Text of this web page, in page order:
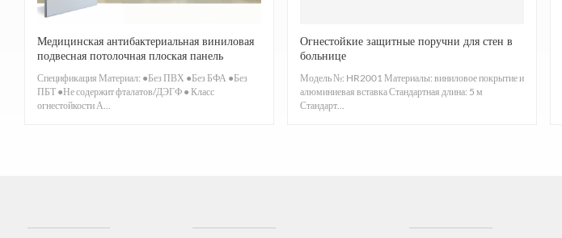
Медицинская антибактериальная виниловая
подвесная потолочная плоская панель
Спецификация Материал: ●Без ПВХ ●Без БФА ●Без
ПБТ ●Не содержит фталатов/ДЭГФ ● Класс
огнестойкости А...
Огнестойкие защитные поручни для стен в
больнице
Модель №: HR2001 Материалы: виниловое покрытие и
алюминиевая вставка Стандартная длина: 5 м
Стандарт...